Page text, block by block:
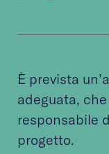
È prevista
adeguata,
responsabile
progetto.